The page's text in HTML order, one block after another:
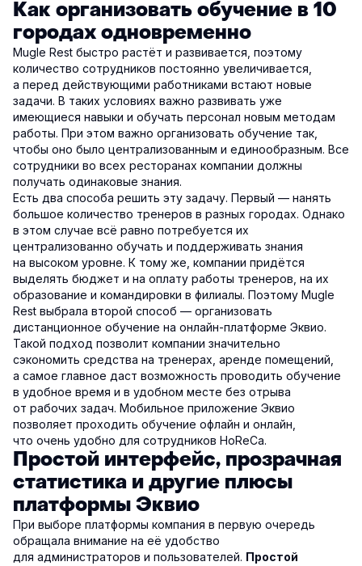
Как организовать обучение в 10
городах одновременно
Mugle Rest быстро растёт и развивается, поэтому
количество сотрудников постоянно увеличивается,
а перед действующими работниками встают новые
задачи. В таких условиях важно развивать уже
имеющиеся навыки и обучать персонал новым методам
работы. При этом важно организовать обучение так,
чтобы оно было централизованным и единообразным. Все
сотрудники во всех ресторанах компании должны
получать одинаковые знания.
Есть два способа решить эту задачу. Первый — нанять
большое количество тренеров в разных городах. Однако
в этом случае всё равно потребуется их
централизованно обучать и поддерживать знания
на высоком уровне. К тому же, компании придётся
выделять бюджет и на оплату работы тренеров, на их
образование и командировки в филиалы. Поэтому Mugle
Rest выбрала второй способ — организовать
дистанционное обучение на онлайн-платформе Эквио.
Такой подход позволит компании значительно
сэкономить средства на тренерах, аренде помещений,
а самое главное даст возможность проводить обучение
в удобное время и в удобном месте без отрыва
от рабочих задач. Мобильное приложение Эквио
позволяет проходить обучение офлайн и онлайн,
что очень удобно для сотрудников HoReCa.
Простой интерфейс, прозрачная
статистика и другие плюсы
платформы Эквио
При выборе платформы компания в первую очередь
обращала внимание на её удобство
для администраторов и пользователей. Простой